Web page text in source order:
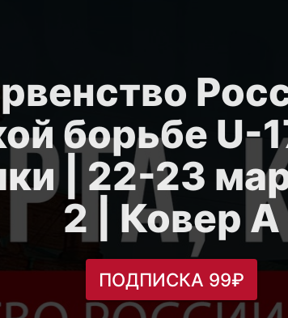
борьбе U-
| 22-23
2 | Ковер A
ПОДПИСКА 99₽